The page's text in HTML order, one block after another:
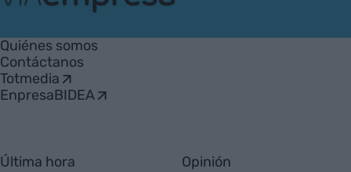
Empresa
Quiénes somos
Contáctanos
Totmedia
EnpresaBIDEA
Última hora Opinión